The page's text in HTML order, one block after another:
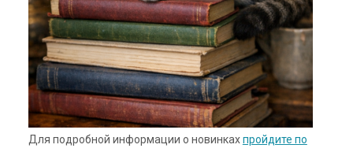
Для подробной информации о новинкахпройдите по